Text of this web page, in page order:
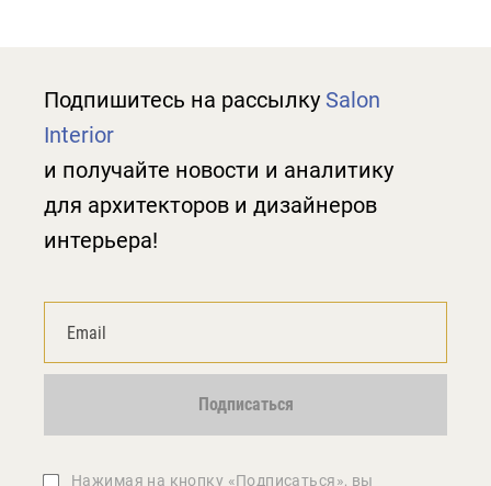
Подпишитесь на рассылку Salon
Interior
и получайте новости и аналитику
для архитекторов и дизайнеров
интерьера!
Подписаться
Нажимая на кнопку «Подписаться», вы